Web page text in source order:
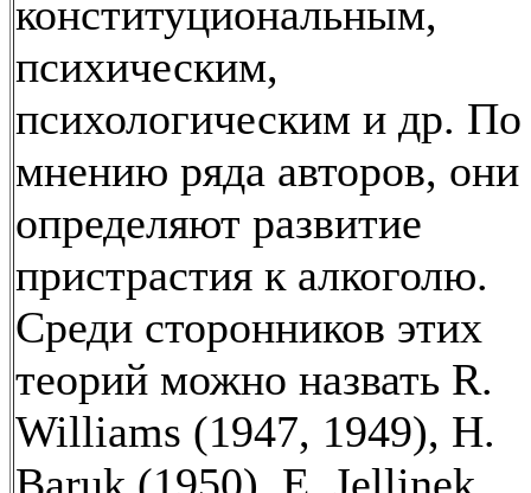
конституциональным,
психическим,
психологическим и др. По
мнению ряда авторов, они
определяют развитие
пристрастия к алкоголю.
Среди сторонников этих
теорий можно назвать R.
Williams (1947, 1949), Н.